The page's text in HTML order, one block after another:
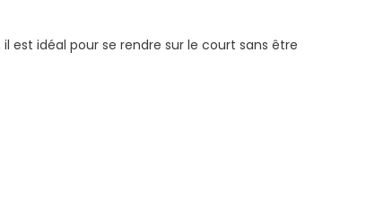
il est idéal pour se rendre sur le court sans être